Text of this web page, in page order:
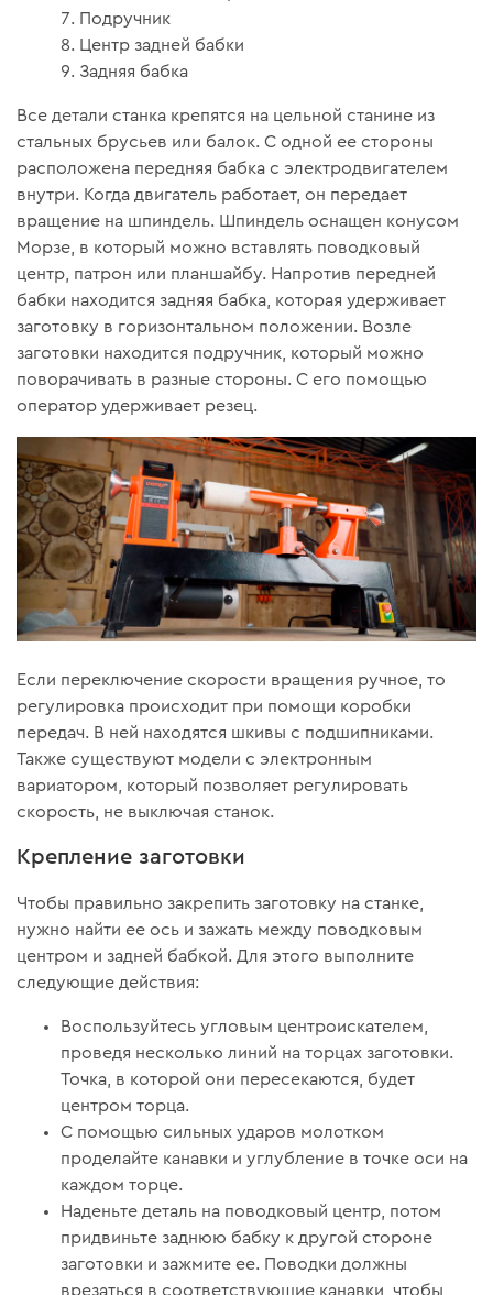
Подручник
Центр задней бабки
Задняя бабка
Все детали станка крепятся на цельной станине из
стальных брусьев или балок. С одной ее стороны
расположена передняя бабка с электродвигателем
внутри. Когда двигатель работает, он передает
вращение на шпиндель. Шпиндель оснащен конусом
Морзе, в который можно вставлять поводковый
центр, патрон или планшайбу. Напротив передней
бабки находится задняя бабка, которая удерживает
заготовку в горизонтальном положении. Возле
заготовки находится подручник, который можно
поворачивать в разные стороны. С его помощью
оператор удерживает резец.
Если переключение скорости вращения ручное, то
регулировка происходит при помощи коробки
передач. В ней находятся шкивы с подшипниками.
Также существуют модели с электронным
вариатором, который позволяет регулировать
скорость, не выключая станок.
Крепление заготовки
Чтобы правильно закрепить заготовку на станке,
нужно найти ее ось и зажать между поводковым
центром и задней бабкой. Для этого выполните
следующие действия:
Воспользуйтесь угловым центроискателем,
проведя несколько линий на торцах заготовки.
Точка, в которой они пересекаются, будет
центром торца.
С помощью сильных ударов молотком
проделайте канавки и углубление в точке оси на
каждом торце.
Наденьте деталь на поводковый центр, потом
придвиньте заднюю бабку к другой стороне
заготовки и зажмите ее. Поводки должны
врезаться в соответствующие канавки, чтобы